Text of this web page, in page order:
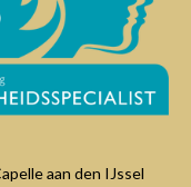
aan den IJssel